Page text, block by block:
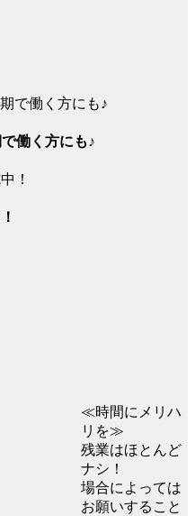
働く方にも♪
≪時間にメリハ
リを≫
残業はほとんど
ナシ！
場合によっては
お願いすること